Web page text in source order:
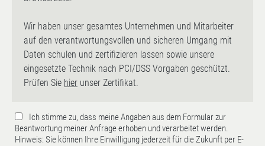
Wir haben unser gesamtes Unternehmen und Mitarbeiter
auf den verantwortungsvollen und sicheren Umgang mit
Daten schulen und zertifizieren lassen sowie unsere
eingesetzte Technik nach PCI/DSS Vorgaben geschützt.
Prüfen Sie hier unser Zertifikat.
Ich stimme zu, dass meine Angaben aus dem Formular zur
Beantwortung meiner Anfrage erhoben und verarbeitet werden.
Hinweis: Sie können Ihre Einwilligung jederzeit für die Zukunft per E-